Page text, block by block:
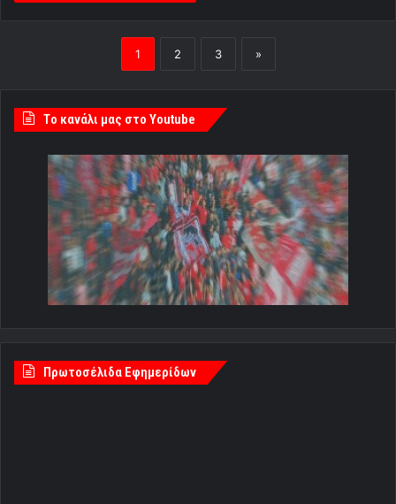
1 2 3 »
Tο κανάλι μας στο Youtube
Πρωτοσέλιδα Εφημερίδων